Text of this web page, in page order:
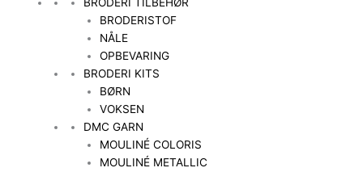
BRODERISTOF
NÅLE
OPBEVARING
BRODERI KITS
BØRN
VOKSEN
DMC GARN
MOULINÉ COLORIS
MOULINÉ METALLIC